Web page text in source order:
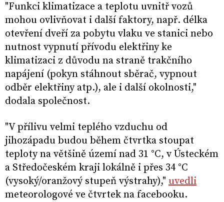
"Funkci klimatizace a teplotu uvnitř vozů
mohou ovlivňovat i další faktory, např. délka
otevření dveří za pobytu vlaku ve stanici nebo
nutnost vypnutí přívodu elektřiny ke
klimatizaci z důvodu na straně trakčního
napájení (pokyn stáhnout sběrač, vypnout
odběr elektřiny atp.), ale i další okolnosti,"
dodala společnost.
"V přílivu velmi teplého vzduchu od
jihozápadu budou během čtvrtka stoupat
teploty na většině území nad 31 °C, v Ústeckém
a Středočeském kraji lokálně i přes 34 °C
(vysoký/oranžový stupeň výstrahy)," uvedli
meteorologové ve čtvrtek na facebooku.